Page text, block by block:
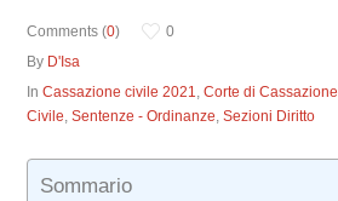
Comments (0)
0
By D'Isa
InCassazione civile 2021,Corte di Cassazione
Civile,Sentenze - Ordinanze,Sezioni Diritto
Sommario